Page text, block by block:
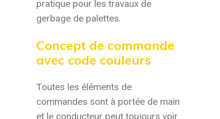
pratique pour les travaux de
gerbage de palettes.
Concept de commande
avec code couleurs
Toutes les éléments de
commandes sont à portée de main
et le conducteur peut toujours voir